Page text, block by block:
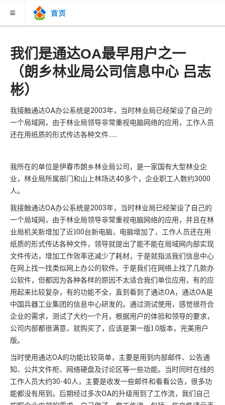
关于我们
新闻联播
案例故事
下载中心
V13版视频教程
我们是通达OA最早用户之一
（朗乡林业局公司信息中心 吕志
彬）
我接触通达OA办公系统是2003年，当时林业局已经架设了自己的
一个局域网，由于林业局领导非常重视电脑网络的应用，工作人员
还在用纸质的形式传达各种文件……
我所在的单位是伊春市朗乡林业局公司，是一家国有大型林业企
业，林业局所属部门和山上林场达40多个，企业职工人数约3000
人。
我接触通达OA办公系统是2003年，当时林业局已经架设了自己的
一个局域网，由于林业局领导非常重视电脑网络的应用，并且在林
业局机关新增加了近100台新电脑，电脑增加了，工作人员还在用
纸质的形式传达各种文件，领导就提出了能不能在局域网内部实现
文件传达，增加工作效率还减少了耗材，于是就指派我们信息中心
在网上找一找类似网上办公的软件。于是我们在网络上找了几款办
公软件，但都因为各种各样的原因不太适合我们单位应用，有的应
用起来比较复杂，有的功能不全，直到看到了通达OA，通达OA是
中国兵器工业集团的信息中心研发的。通过测试使用，感觉很符合
企业的需求，测试了大约一个月，根据用户的体验和领导的要求，
公司内部都很满意，就购买了，应该是第一版1.0版本，完美用户
版。
当时使用通达OA的功能比较简单，主要是用到内部邮件、公告通
知、公共文件柜、网络硬盘及讨论区等一些功能。当时同时在线的
工作人员大约30-40人，主要是收发一些邮件和看看公告，很多功
能都没有用到。后期经过多次OA的升级用到了工作流，我们自己